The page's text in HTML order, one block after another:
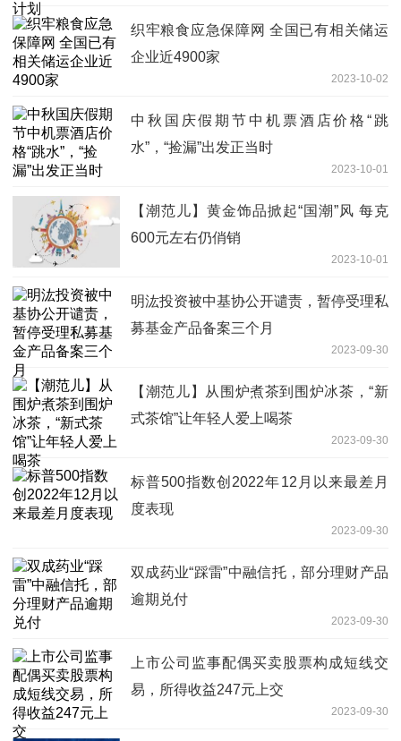
织牢粮食应急保障网 全国已有相关储运
企业近4900家
2023-10-02
中秋国庆假期节中机票酒店价格“跳
水”，“捡漏”出发正当时
2023-10-01
【潮范儿】黄金饰品掀起“国潮”风 每克
600元左右仍俏销
2023-10-01
明汯投资被中基协公开谴责，暂停受理私
募基金产品备案三个月
2023-09-30
【潮范儿】从围炉煮茶到围炉冰茶，“新
式茶馆”让年轻人爱上喝茶
2023-09-30
标普500指数创2022年12月以来最差月
度表现
2023-09-30
双成药业“踩雷”中融信托，部分理财产品
逾期兑付
2023-09-30
上市公司监事配偶买卖股票构成短线交
易，所得收益247元上交
2023-09-30